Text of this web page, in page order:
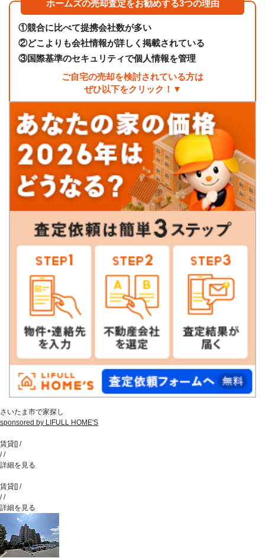
ホームズの売却査定をお勧めする3つの理由
①競合に比べて提携会社数が多い
②どこよりも会社情報が詳しく掲載されている
③国際基準のセキュリティで個人情報を管理
ご自宅の売却を検討されている方は
ぜひ以下をクリック！▼
さいたま市で家探し
sponsored by LIFULL HOME'S
賃貸[] /
//
詳細を見る
賃貸[] /
//
詳細を見る